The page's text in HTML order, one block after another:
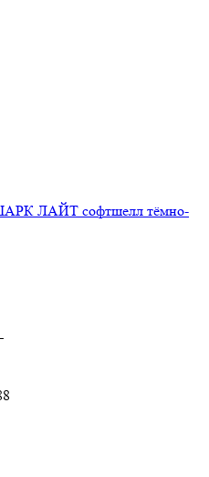
ШАРК ЛАЙТ софтшелл тёмно-